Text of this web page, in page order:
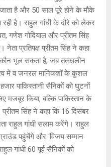
है और 50 साल पूरे होने के मौके
है। ‌राहुल गांधी के दौरे को लेकर
गणेश गोदियाल और प्रीतम सिंह
प्रतिपक्ष प्रीतम सिंह ने कहा
भूल सकता है, जब तत्कालीन
में व जनरल मानिकशॉ के कुशल
पाकिस्तानी सैनिकों को घुटनों
किया, बल्कि पाकिस्तान के
सिंह ने कहा कि 16 दिसंबर
राहुल गांधी सलाम करेंगे। राहुल
पहुंचेंगे और ‘विजय सम्मान
गांधी 60 पूर्व सैनिकों को